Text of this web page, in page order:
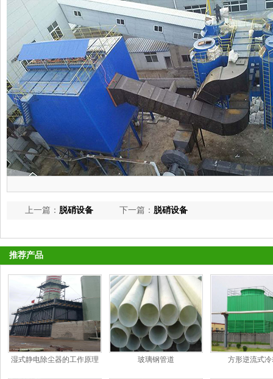
上一篇： 脱硝设备 下一篇： 脱硝设备
推荐产品
湿式静电除尘器的工作原理
玻璃钢管道 方形逆流式